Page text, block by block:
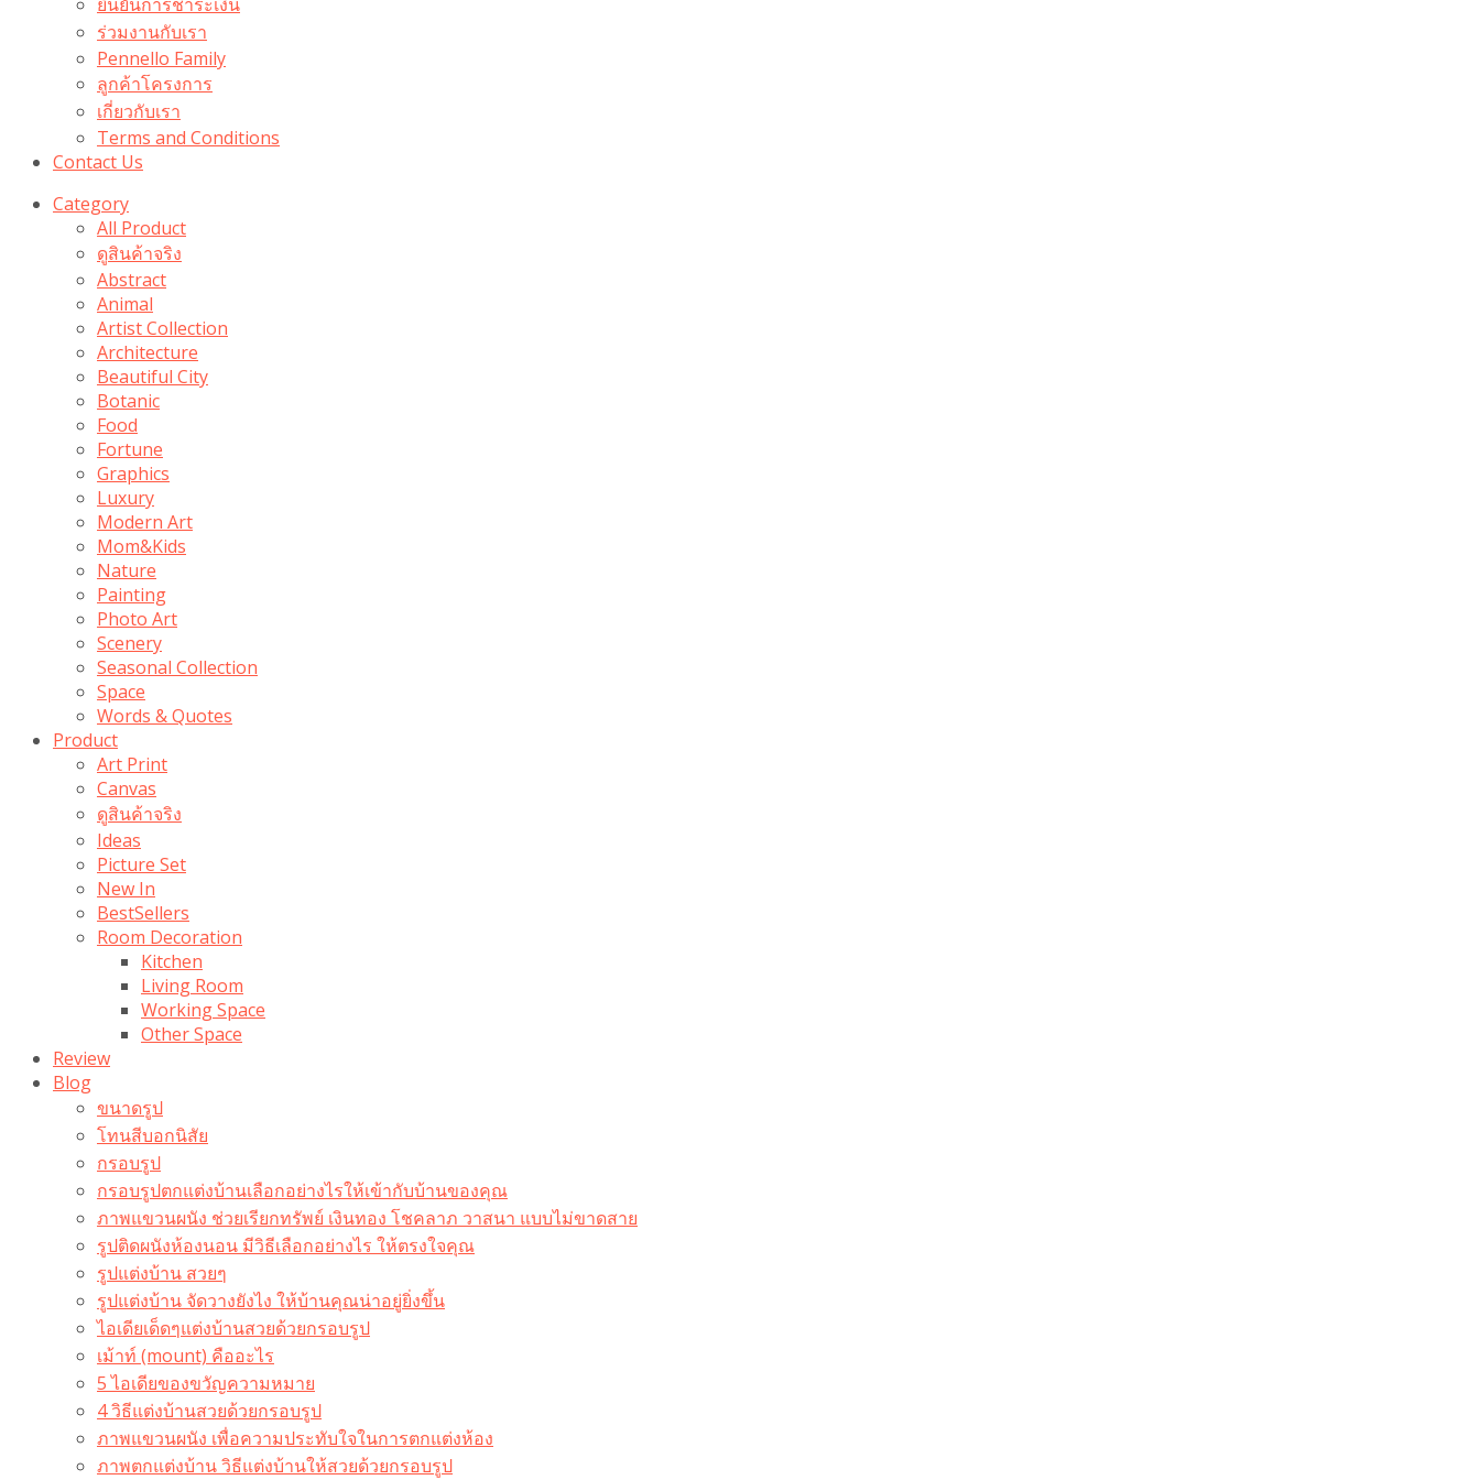
ร่วมงานกับเรา
Pennello Family
ลูกค้าโครงการ
เกี่ยวกับเรา
Terms and Conditions
Contact Us
Category
All Product
ดูสินค้าจริง
Abstract
Animal
Artist Collection
Architecture
Beautiful City
Botanic
Food
Fortune
Graphics
Luxury
Modern Art
Mom&Kids
Nature
Painting
Photo Art
Scenery
Seasonal Collection
Space
Words & Quotes
Product
Art Print
Canvas
ดูสินค้าจริง
Ideas
Picture Set
New In
BestSellers
Room Decoration
Kitchen
Living Room
Working Space
Other Space
Review
Blog
ขนาดรูป
โทนสีบอกนิสัย
กรอบรูป
กรอบรูปตกแต่งบ้านเลือกอย่างไรให้เข้ากับบ้านของคุณ
ภาพแขวนผนัง ช่วยเรียกทรัพย์ เงินทอง โชคลาภ วาสนา แบบไม่ขาดสาย
รูปติดผนังห้องนอน มีวิธีเลือกอย่างไร ให้ตรงใจคุณ
รูปแต่งบ้าน สวยๆ
รูปแต่งบ้าน จัดวางยังไง ให้บ้านคุณน่าอยู่ยิ่งขึ้น
ไอเดียเด็ดๆแต่งบ้านสวยด้วยกรอบรูป
เม้าท์ (mount) คืออะไร​
5 ไอเดียของขวัญความหมาย
4 วิธีแต่งบ้านสวยด้วยกรอบรูป
ภาพแขวนผนัง เพื่อความประทับใจในการตกแต่งห้อง
ภาพตกแต่งบ้าน วิธีแต่งบ้านให้สวยด้วยกรอบรูป